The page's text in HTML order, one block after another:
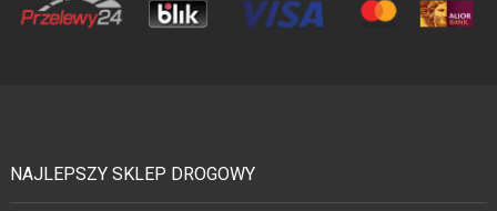
NAJLEPSZY SKLEP DROGOWY